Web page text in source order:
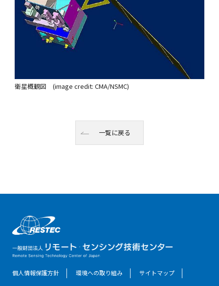
衛星概観図 (image credit: CMA/NSMC)
一覧に戻る
個人情報保護方針 環境への取り組み
サイトマップ